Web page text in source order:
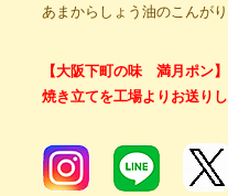
あまからしょう油のこんが
【大阪下町の味 満月ポン】
焼き立てを工場よりお送りし